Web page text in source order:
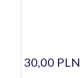
30,00 PLN